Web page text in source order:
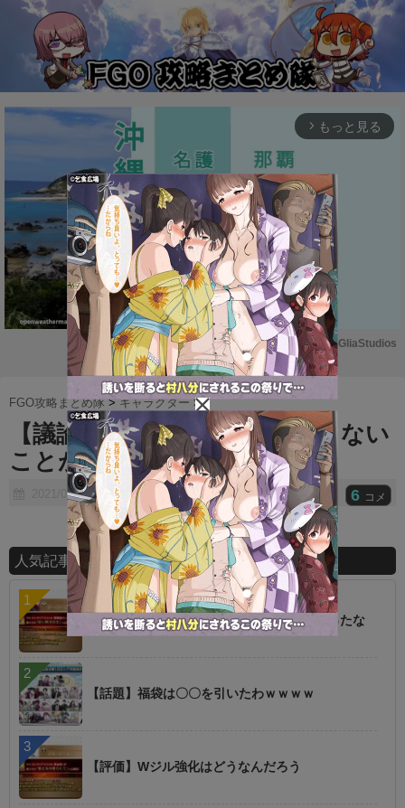
arrow_forward_ios もっと見る
M
u
t
e
Powered by GliaStudios
FGO攻略まとめ隊 >キャラクター >
【議論】あの鯖はPUが3年近くない
ことが問題だろｗｗｗｗｗ
2021/05/16 6 コメ
人気記事ランキング
【朗報】オルタニキは欲しいもの全部もらったな
【話題】福袋は〇〇を引いたわｗｗｗｗ
【評価】Wジル強化はどうなんだろう